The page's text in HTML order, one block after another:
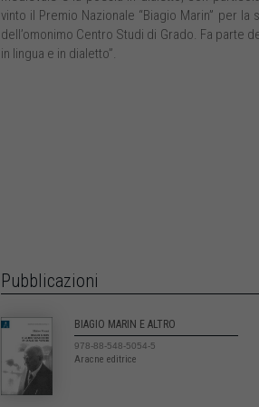
vinto il Premio Nazionale “Biagio Marin” per
dell’omonimo Centro Studi di Grado. Fa parte
in lingua e in dialetto”.
Pubblicazioni
BIAGIO MARIN E ALTRO
978-88-548-5054-5
Aracne editrice